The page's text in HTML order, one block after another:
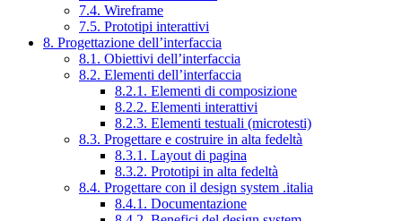
7.4. Wireframe
7.5. Prototipi interattivi
8. Progettazione dell’interfaccia
8.1. Obiettivi dell’interfaccia
8.2. Elementi dell’interfaccia
8.2.1. Elementi di composizione
8.2.2. Elementi interattivi
8.2.3. Elementi testuali (microtesti)
8.3. Progettare e costruire in alta fedeltà
8.3.1. Layout di pagina
8.3.2. Prototipi in alta fedeltà
8.4. Progettare con il design system .italia
8.4.1. Documentazione